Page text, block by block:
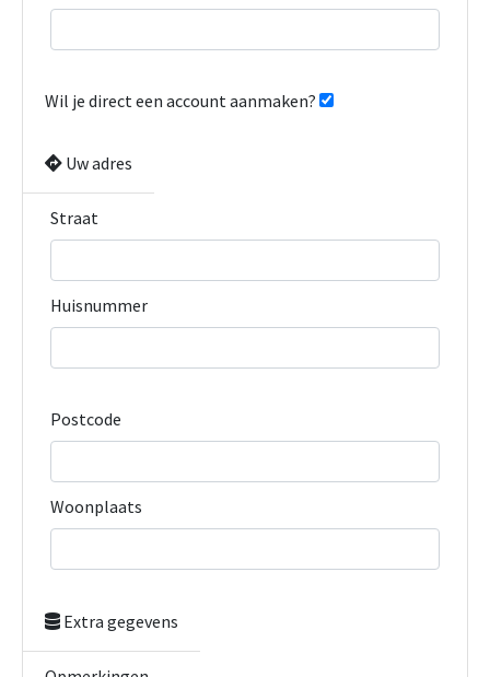
Wil je direct een account aanmaken?
Uw adres
Straat
Huisnummer
Postcode
Woonplaats
Extra gegevens